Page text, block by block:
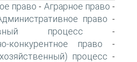
право - Аграрное право -
право -
процесс -
конкурентное право -
процесс -